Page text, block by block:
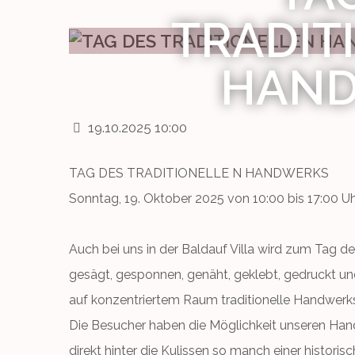
19.10.2025 10:00
TAG DES TRADITIONELLE N HANDWERKS
Sonntag, 19. Oktober 2025 von 10:00 bis 17:00
Auch bei uns in der Baldauf Villa wird zum Tag
gesägt, gesponnen, genäht, geklebt, gedruckt
auf konzentriertem Raum traditionelle
Die Besucher haben die Möglichkeit unseren
direkt hinter die Kulissen so manch einer